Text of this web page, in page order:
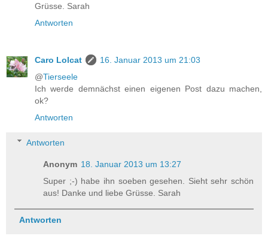
Grüsse. Sarah
Antworten
Caro Lolcat
16. Januar 2013 um 21:03
@Tierseele
Ich werde demnächst einen eigenen Post dazu machen,
ok?
Antworten
Antworten
Anonym 18. Januar 2013 um 13:27
Super ;-) habe ihn soeben gesehen. Sieht sehr schön
aus! Danke und liebe Grüsse. Sarah
Antworten